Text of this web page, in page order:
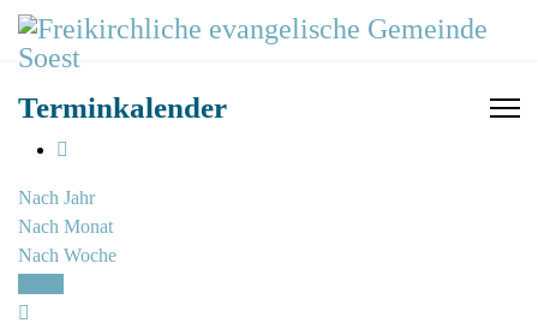
Terminkalender
Nach Jahr
Nach Monat
Nach Woche